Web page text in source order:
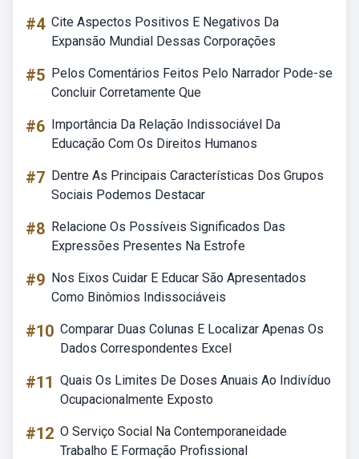
#4 Cite Aspectos Positivos E Negativos Da
Expansão Mundial Dessas Corporações
#5 Pelos Comentários Feitos Pelo Narrador Pode-se
Concluir Corretamente Que
#6 Importância Da Relação Indissociável Da
Educação Com Os Direitos Humanos
#7 Dentre As Principais Características Dos Grupos
Sociais Podemos Destacar
#8 Relacione Os Possíveis Significados Das
Expressões Presentes Na Estrofe
#9 Nos Eixos Cuidar E Educar São Apresentados
Como Binômios Indissociáveis
#10 Comparar Duas Colunas E Localizar Apenas Os
Dados Correspondentes Excel
#11 Quais Os Limites De Doses Anuais Ao Indivíduo
Ocupacionalmente Exposto
#12 O Serviço Social Na Contemporaneidade
Trabalho E Formação Profissional